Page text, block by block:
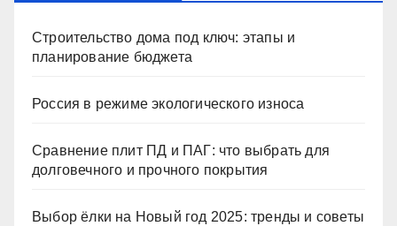
Строительство дома под ключ: этапы и
планирование бюджета
Россия в режиме экологического износа
Сравнение плит ПД и ПАГ: что выбрать для
долговечного и прочного покрытия
Выбор ёлки на Новый год 2025: тренды и советы